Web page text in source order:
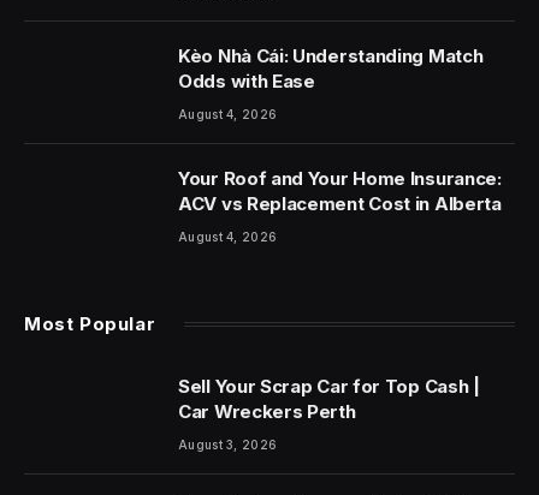
Kèo Nhà Cái: Understanding Match
Odds with Ease
August 4, 2026
Your Roof and Your Home Insurance:
ACV vs Replacement Cost in Alberta
August 4, 2026
Most Popular
Sell Your Scrap Car for Top Cash |
Car Wreckers Perth
August 3, 2026